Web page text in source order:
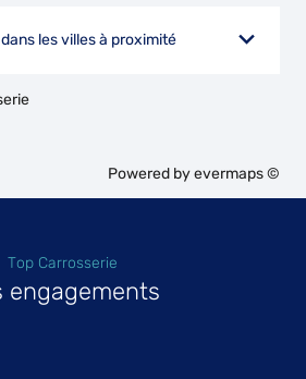
les villes à proximité
Powered byevermaps ©
Top Carrosserie
engagements